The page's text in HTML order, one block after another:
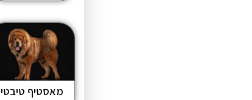
מאסטיף טיבטי